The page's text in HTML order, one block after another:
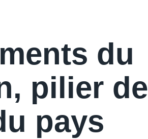
du
pilier de
pays